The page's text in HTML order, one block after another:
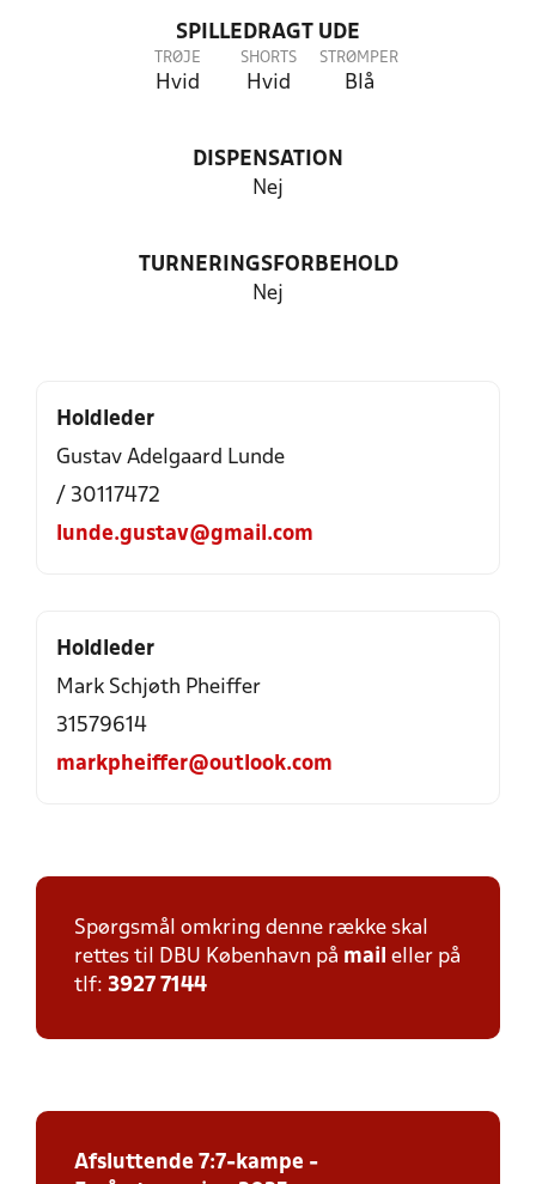
SPILLEDRAGT UDE
TRØJE
Hvid
SHORTS
Hvid
STRØMPER
Blå
DISPENSATION
Nej
TURNERINGSFORBEHOLD
Nej
Holdleder
Gustav Adelgaard Lunde
/ 30117472
lunde.gustav@gmail.com
Holdleder
Mark Schjøth Pheiffer
31579614
markpheiffer@outlook.com
Spørgsmål omkring denne række skal
rettes til DBU København på mail eller på
tlf: 3927 7144
Afsluttende 7:7-kampe -